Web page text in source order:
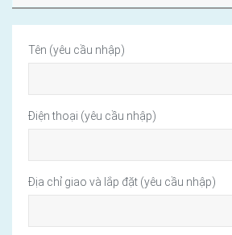
Tên (yêu cầu nhập)
Điện thoại (yêu cầu nhập)
Địa chỉ giao và lắp đặt (yêu cầu nhập)